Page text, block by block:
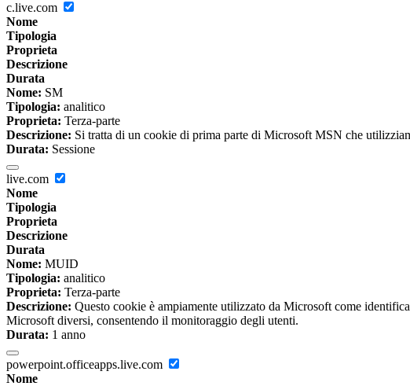
c.live.com
Nome
Tipologia
Proprieta
Descrizione
Durata
Nome: SM
Tipologia: analitico
Proprieta: Terza-parte
Descrizione: Si tratta di un cookie di prima parte di Microsoft MSN che
Durata: Sessione
live.com
Nome
Tipologia
Proprieta
Descrizione
Durata
Nome: MUID
Tipologia: analitico
Proprieta: Terza-parte
Descrizione: Questo cookie è ampiamente utilizzato da Microsoft come
Microsoft diversi, consentendo il monitoraggio degli utenti.
Durata: 1 anno
powerpoint.officeapps.live.com
Nome